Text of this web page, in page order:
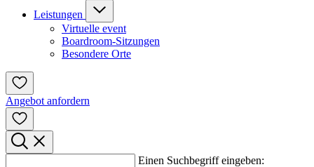
Leistungen
Virtuelle event
Boardroom-Sitzungen
Besondere Orte
Angebot anfordern
Einen Suchbegriff eingeben: